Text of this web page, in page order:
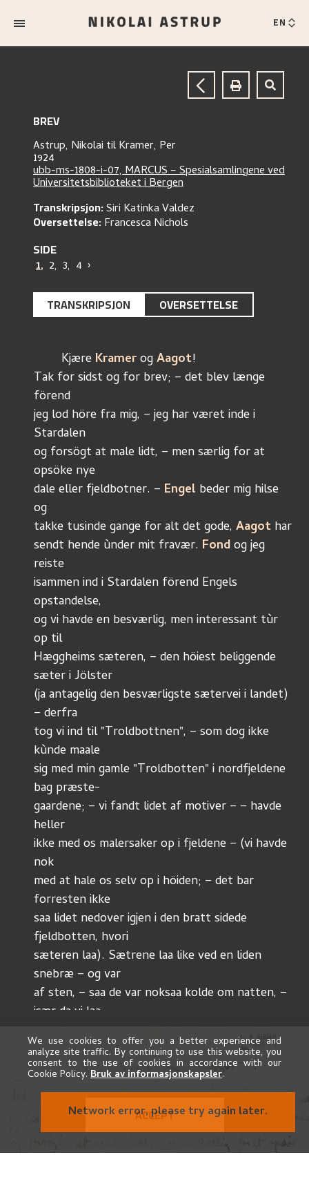
EN
BREV
Astrup, Nikolai tilKramer, Per
1924
ubb-ms-1808-i-07, MARCUS – Spesialsamlingene ved
Universitetsbiblioteket i Bergen
Transkripsjon:Siri Katinka Valdez
Oversettelse:Francesca Nichols
SIDE
1, 2, 3, 4 ›
TRANSKRIPSJON OVERSETTELSE
	Kjære
Kramer og Aagot!
Tak for sidst og for brev; – det blev længe
förend
jeg lod höre fra mig, – jeg har været inde i
Stardalen
og forsögt at male lidt, – men særlig for at
opsöke nye
dale eller fjeldbotner. – Engel beder mig hilse
og
takke tusinde gange for alt det gode, Aagot har
sendt hende ùnder mit fravær. Fond og jeg
reiste
isammen ind i Stardalen förend Engels
opstandelse,
og vi havde en besværlig, men interessant tùr
op til
Hæggheims sæteren, – den höiest beliggende
sæter i Jölster
(ja antagelig den besværligste sætervei i landet)
– derfra
tog vi ind til "Troldbottnen", – som dog ikke
kùnde maale
sig med min gamle "Troldbotten" i nordfjeldene
bag præste-
gaardene; – vi fandt lidet af motiver – – havde
heller
ikke med os malersaker op i fjeldene – (vi havde
nok
med at hale os selv op i höiden; – det bar
forresten ikke
saa lidet nedover igjen i den bratt sidede
fjeldbotten, hvori
sæteren laa). Sætrene laa like ved en liden
snebræ – og var
af sten, – saa de var noksaa kolde om natten, –
især da vi laa
sæterens gùlv.
Vi tegnede lidt deroppe – en ùnderlig "trollsk"
natùr. Siden
har jeg ligget inde paa gaarden "Dreva", – der har
We use cookies to offer you a better experience and
analyze site traffic. By continuing to use this website, you
consent to the use of cookies in accordance with our
Cookie Policy. Bruk av informasjonskapsler.
ACCEPT
Network error, please try again later.